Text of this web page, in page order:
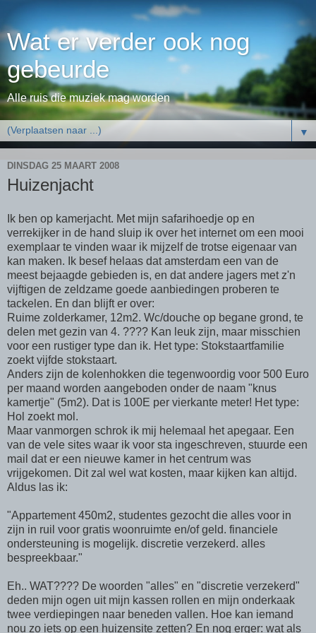
Wat er verder ook nog
gebeurde
Alle ruis die muziek mag worden
▼
DINSDAG 25 MAART 2008
Huizenjacht
Ik ben op kamerjacht. Met mijn safarihoedje op en
verrekijker in de hand sluip ik over het internet om een mooi
exemplaar te vinden waar ik mijzelf de trotse eigenaar van
kan maken. Ik besef helaas dat amsterdam een van de
meest bejaagde gebieden is, en dat andere jagers met z'n
vijftigen de zeldzame goede aanbiedingen proberen te
tackelen. En dan blijft er over:
Ruime zolderkamer, 12m2. Wc/douche op begane grond, te
delen met gezin van 4. ???? Kan leuk zijn, maar misschien
voor een rustiger type dan ik. Het type: Stokstaartfamilie
zoekt vijfde stokstaart.
Anders zijn de kolenhokken die tegenwoordig voor 500 Euro
per maand worden aangeboden onder de naam "knus
kamertje" (5m2). Dat is 100E per vierkante meter! Het type:
Hol zoekt mol.
Maar vanmorgen schrok ik mij helemaal het apegaar. Een
van de vele sites waar ik voor sta ingeschreven, stuurde een
mail dat er een nieuwe kamer in het centrum was
vrijgekomen. Dit zal wel wat kosten, maar kijken kan altijd.
Aldus las ik:
"Appartement 450m2, studentes gezocht die alles voor in
zijn in ruil voor gratis woonruimte en/of geld. financiele
ondersteuning is mogelijk. discretie verzekerd. alles
bespreekbaar."
Eh.. WAT???? De woorden "alles" en "discretie verzekerd"
deden mijn ogen uit mijn kassen rollen en mijn onderkaak
twee verdiepingen naar beneden vallen. Hoe kan iemand
nou zo iets op een huizensite zetten? En nog erger: wat als